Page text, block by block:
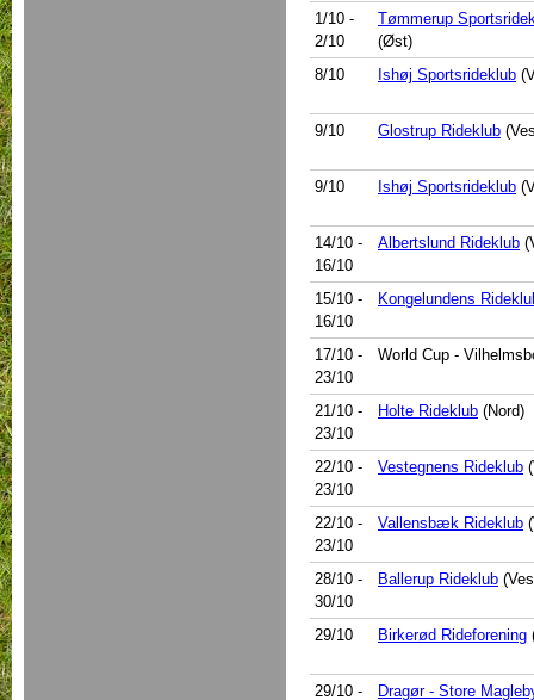
1/10 -
2/10
Tømmerup
(Øst)
8/10
Ishøj Sportsrideklub
9/10 Glostrup Rideklub
9/10 Ishøj Sportsrideklub
14/10 -
16/10
Albertslund Rideklub
15/10 -
16/10
Kongelundens
17/10 -
23/10
World Cup -
21/10 -
23/10
Holte Rideklub (Nord)
22/10 -
23/10
Vestegnens Rideklub
22/10 -
23/10
Vallensbæk Rideklub
28/10 -
30/10
Ballerup Rideklub
29/10 Birkerød Rideforening
29/10 - Dragør - Store